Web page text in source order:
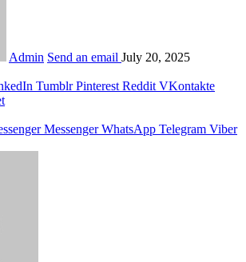
Admin Send an email July 20, 2025
Tumblr Pinterest Reddit VKontakte
Messenger WhatsApp Telegram Viber